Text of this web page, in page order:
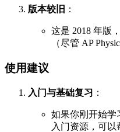
版本较旧 ：
这是 2018 年版
（尽管 AP
使用建议
入门与基础复习 ：
如果你刚开始学
入门资源，可